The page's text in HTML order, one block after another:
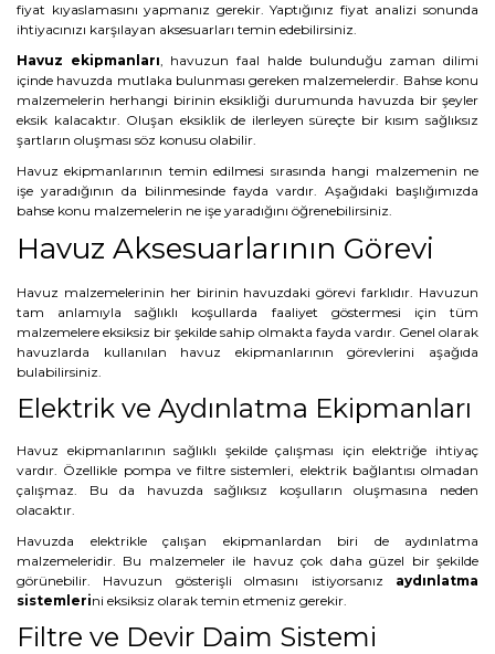
fiyat kıyaslamasını yapmanız gerekir. Yaptığınız fiyat analizi sonunda
ihtiyacınızı karşılayan aksesuarları temin edebilirsiniz.
Havuz ekipmanları , havuzun faal halde bulunduğu zaman dilimi
içinde havuzda mutlaka bulunması gereken malzemelerdir. Bahse konu
malzemelerin herhangi birinin eksikliği durumunda havuzda bir şeyler
eksik kalacaktır. Oluşan eksiklik de ilerleyen süreçte bir kısım sağlıksız
şartların oluşması söz konusu olabilir.
Havuz ekipmanlarının temin edilmesi sırasında hangi malzemenin ne
işe yaradığının da bilinmesinde fayda vardır. Aşağıdaki başlığımızda
bahse konu malzemelerin ne işe yaradığını öğrenebilirsiniz.
Havuz Aksesuarlarının Görevi
Havuz malzemelerinin her birinin havuzdaki görevi farklıdır. Havuzun
tam anlamıyla sağlıklı koşullarda faaliyet göstermesi için tüm
malzemelere eksiksiz bir şekilde sahip olmakta fayda vardır. Genel olarak
havuzlarda kullanılan havuz ekipmanlarının görevlerini aşağıda
bulabilirsiniz.
Elektrik ve Aydınlatma Ekipmanları
Havuz ekipmanlarının sağlıklı şekilde çalışması için elektriğe ihtiyaç
vardır. Özellikle pompa ve filtre sistemleri, elektrik bağlantısı olmadan
çalışmaz. Bu da havuzda sağlıksız koşulların oluşmasına neden
olacaktır.
Havuzda elektrikle çalışan ekipmanlardan biri de aydınlatma
malzemeleridir. Bu malzemeler ile havuz çok daha güzel bir şekilde
görünebilir. Havuzun gösterişli olmasını istiyorsanız aydınlatma
sistemlerini eksiksiz olarak temin etmeniz gerekir.
Filtre ve Devir Daim Sistemi